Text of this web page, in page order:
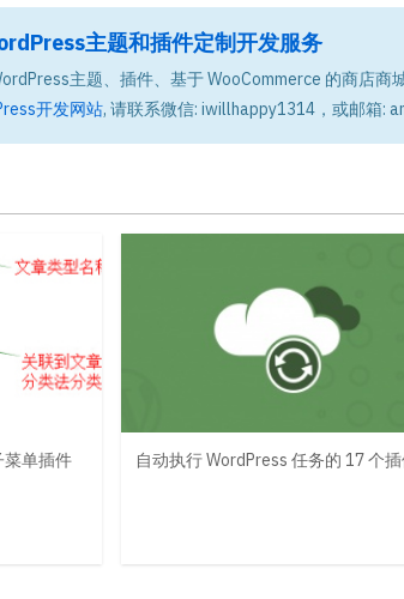
主题和插件定制开发服务
主题、插件、基于 WooCommerce 的商店
开发网站, 请联系微信: iwillhappy1314，或邮箱:
菜单插件 自动执行 WordPress 任务的 17 个